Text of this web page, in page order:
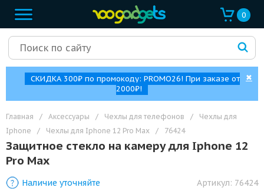
0
СКИДКА 300₽ по промокоду: PROMO26! При заказе от
2000₽!
✖
Главная / Аксессуары / Чехлы для телефонов /
Чехлы для
Iphone
/ Чехлы для Iphone 12 Pro Max / 76424
Защитное стекло на камеру для Iphone 12
Pro Max
Наличие уточняйте Артикул: 76424